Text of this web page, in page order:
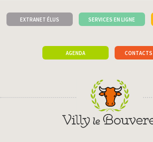
EXTRANET ÉLUS SERVICES EN LIGNE
AGENDA